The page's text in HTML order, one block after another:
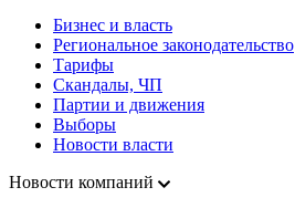
Бизнес и власть
Региональное законодательство
Тарифы
Скандалы, ЧП
Партии и движения
Выборы
Новости власти
Новости компаний